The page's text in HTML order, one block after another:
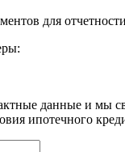
для
данные и мы
ипотечного